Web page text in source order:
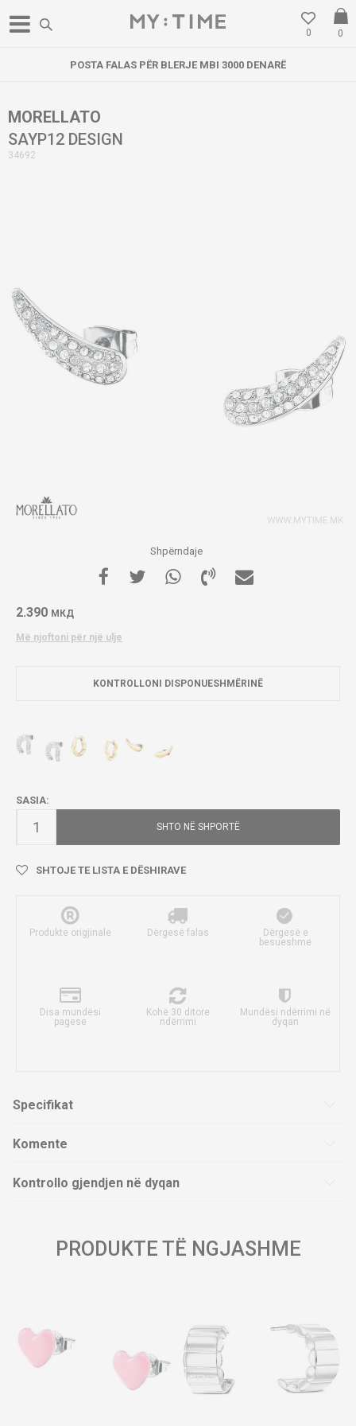
0
0
POSTA FALAS PËR BLERJE MBI 3000 DENARË
MORELLATO
SAYP12 DESIGN
34692
Shpërndaje
2.390 МКД
Më njoftoni për një ulje
KONTROLLONI DISPONUESHMËRINË
SASIA:
SHTO NË SHPORTË
SHTOJE TE LISTA E DËSHIRAVE
Produkte origjinale Dërgesë falas
Dërgesë e
besueshme
Disa mundësi
pagese
Kohë 30 ditore
ndërrimi
Mundësi ndërrimi në
dyqan
Specifikat
Komente
Kontrollo gjendjen në dyqan
PRODUKTE TË NGJASHME